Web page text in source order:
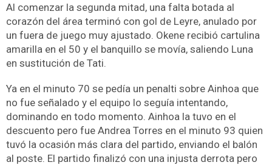
Al comenzar la segunda mitad, una falta botada al
corazón del área terminó con gol de Leyre, anulado por
un fuera de juego muy ajustado. Okene recibió cartulina
amarilla en el 50 y el banquillo se movía, saliendo Luna
en sustitución de Tati.
Ya en el minuto 70 se pedía un penalti sobre Ainhoa que
no fue señalado y el equipo lo seguía intentando,
dominando en todo momento. Ainhoa la tuvo en el
descuento pero fue Andrea Torres en el minuto 93 quien
tuvó la ocasión más clara del partido, enviando el balón
al poste. El partido finalizó con una injusta derrota pero